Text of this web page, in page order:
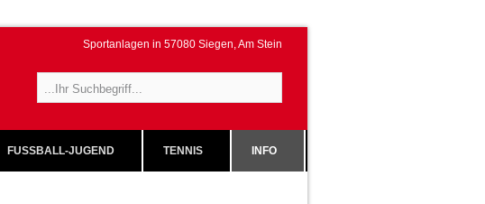
Sportanlagen in 57080 Siegen, Am Stein
FUSSBALL-JUGEND TENNIS INFO